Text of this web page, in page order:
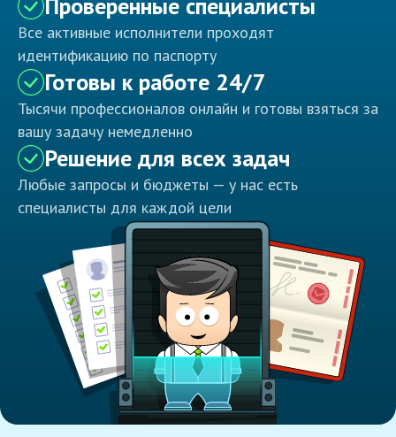
Проверенные специалисты
Все активные исполнители проходят
идентификацию по паспорту
Готовы к работе 24/7
Тысячи профессионалов онлайн и готовы взяться за
вашу задачу немедленно
Решение для всех задач
Любые запросы и бюджеты — у нас есть
специалисты для каждой цели